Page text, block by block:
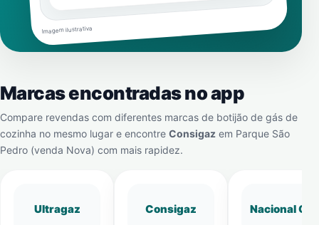
Imagem ilustrativa
Marcas encontradas no app
Compare revendas com diferentes marcas de botijão de gás de
cozinha no mesmo lugar e encontre Consigaz em Parque São
Pedro (venda Nova) com mais rapidez.
Ultragaz Consigaz Nacional Gás